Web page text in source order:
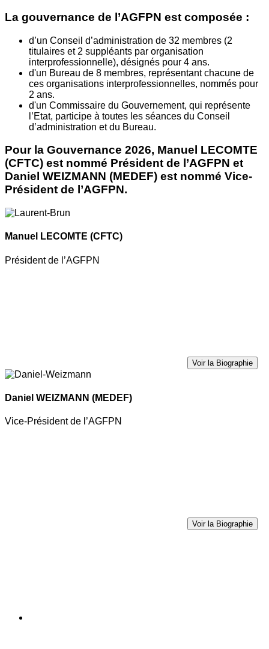
La gouvernance de l’AGFPN est composée :
d’un Conseil d’administration de 32 membres (2
titulaires et 2 suppléants par organisation
interprofessionnelle), désignés pour 4 ans.
d'un Bureau de 8 membres, représentant chacune de
ces organisations interprofessionnelles, nommés pour
2 ans.
d'un Commissaire du Gouvernement, qui représente
l’Etat, participe à toutes les séances du Conseil
d’administration et du Bureau.
Pour la Gouvernance 2026, Manuel LECOMTE
(CFTC) est nommé Président de l’AGFPN et
Daniel WEIZMANN (MEDEF) est nommé Vice-
Président de l’AGFPN.
Manuel LECOMTE (CFTC)
Président de l’AGFPN
Voir la Biographie
Daniel WEIZMANN (MEDEF)
Vice-Président de l’AGFPN
Voir la Biographie